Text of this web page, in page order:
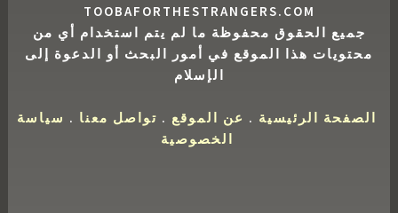
TOOBAFORTHESTRANGERS.COM
جميع الحقوق محفوظة ما لم يتم استخدام أي من
محتويات هذا الموقع في أمور البحث أو الدعوة إلى
الإسلام
الصفحة الرئيسية . عن الموقع . تواصل معنا . سياسة
الخصوصية